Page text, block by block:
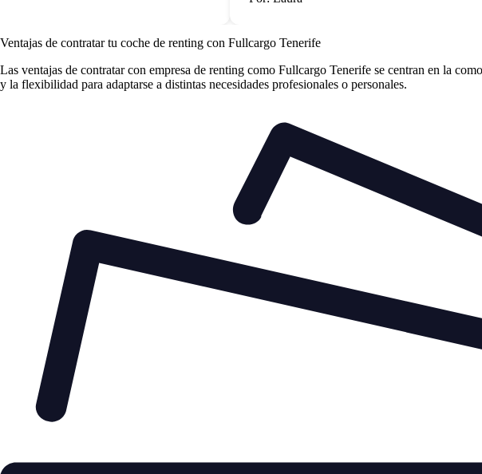
Ventajas de contratar tu coche de renting con Fullcargo Tenerife
Las ventajas de contratar con empresa de renting como Fullcargo Tenerife se centran en la
y la flexibilidad para adaptarse a distintas necesidades profesionales o personales.